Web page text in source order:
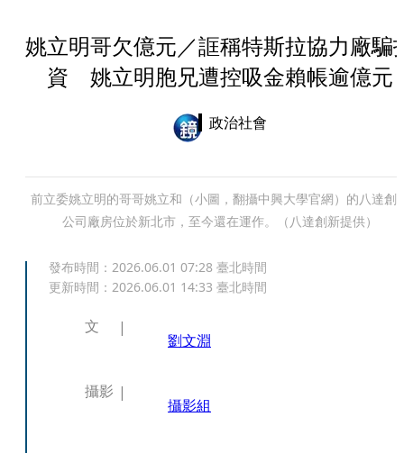
姚立明哥欠億元／誆稱特斯拉協力廠騙
資 姚立明胞兄遭控吸金賴帳逾億元
政治社會
前立委姚立明的哥哥姚立和（小圖，翻攝中興大學官網）的八達創
公司廠房位於新北市，至今還在運作。（八達創新提供）
發布時間： 2026.06.01 07:28 臺北時間
更新時間： 2026.06.01 14:33 臺北時間
文
劉文淵
攝影
攝影組